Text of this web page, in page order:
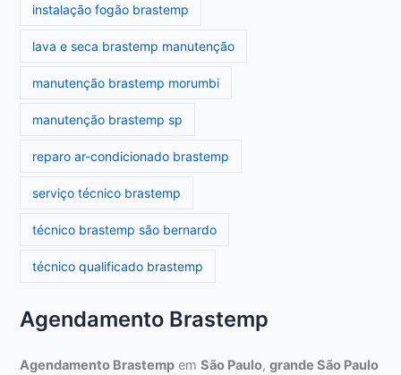
instalação fogão brastemp
lava e seca brastemp manutenção
manutenção brastemp morumbi
manutenção brastemp sp
reparo ar-condicionado brastemp
serviço técnico brastemp
técnico brastemp são bernardo
técnico qualificado brastemp
Agendamento Brastemp
Agendamento Brastemp emSão Paulo,grande São Paulo